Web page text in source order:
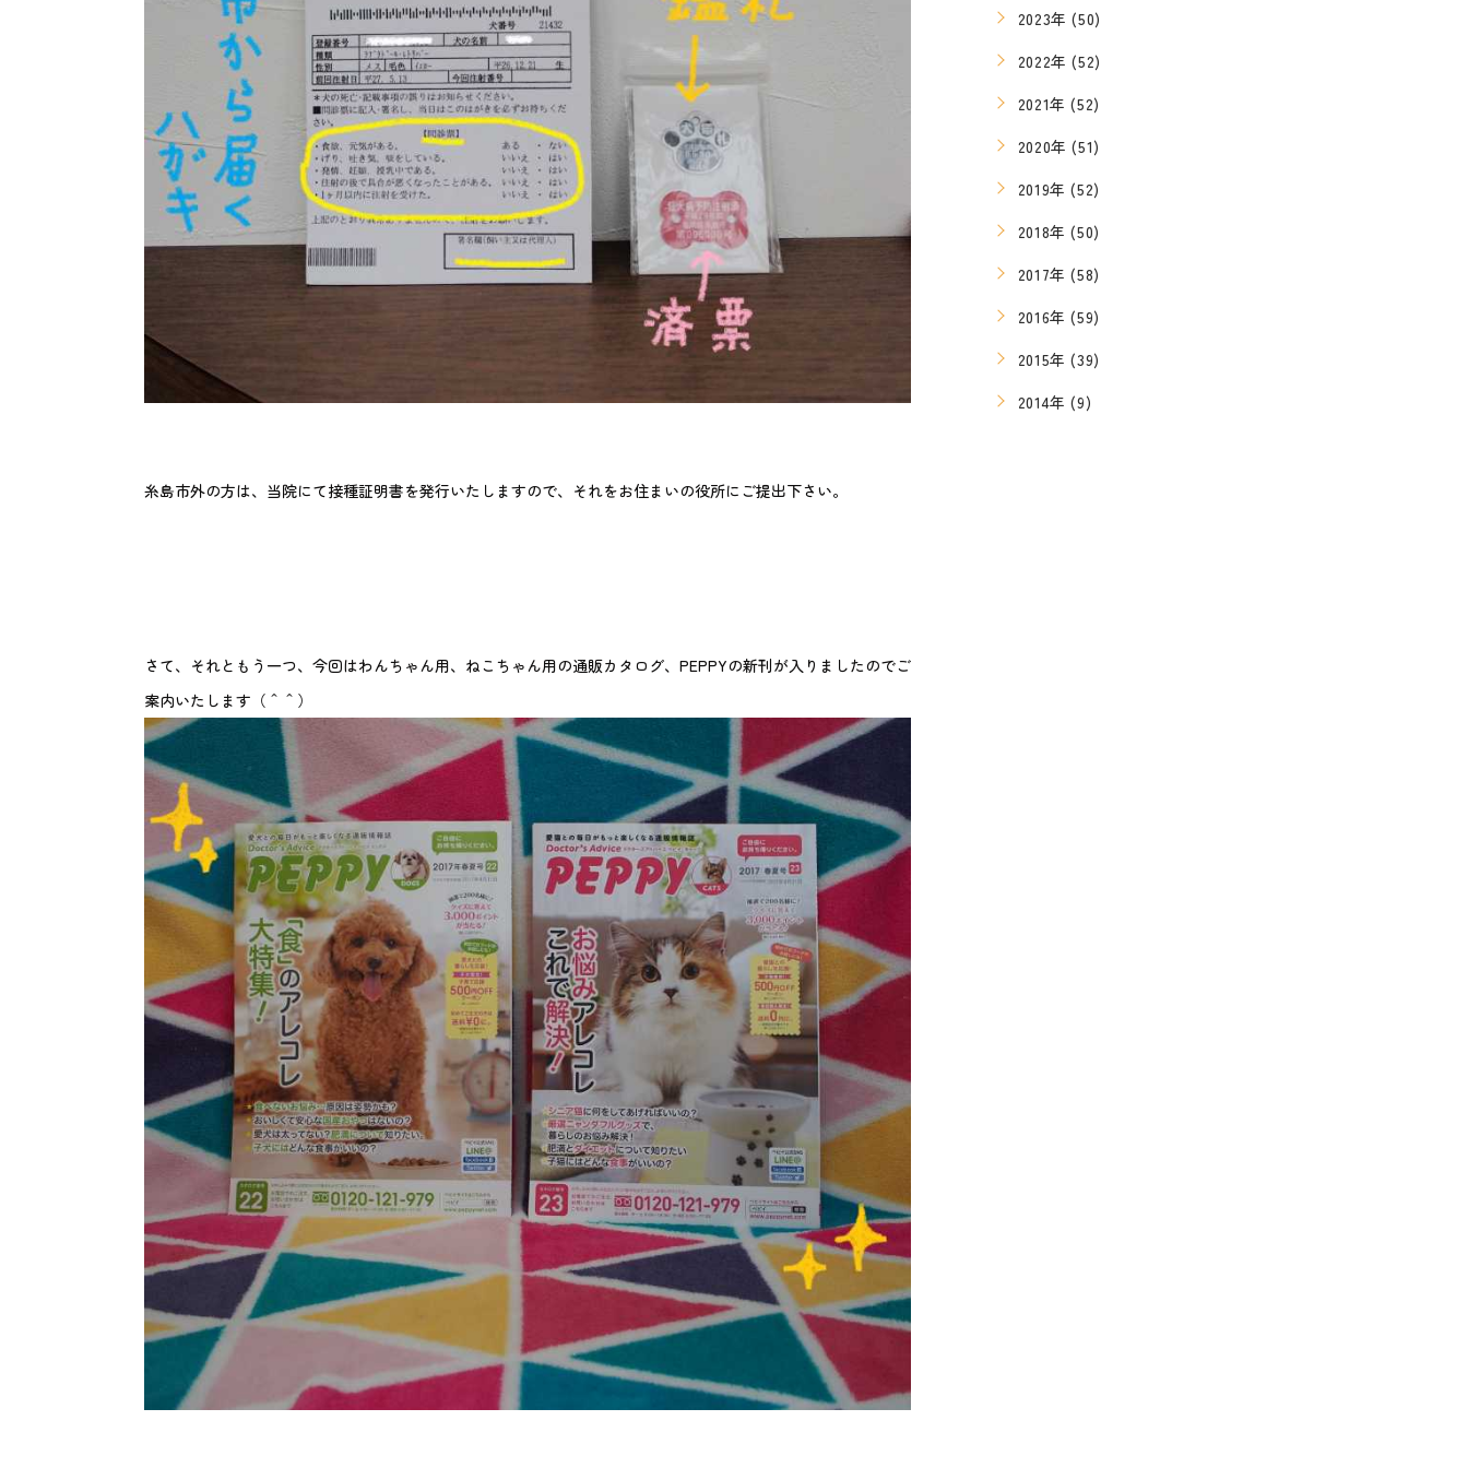
糸島市外の方は、当院にて接種証明書を発行いたしますので、それをお住まいの役所にご提出下さい。
さて、それともう一つ、今回はわんちゃん用、ねこちゃん用の通販カタログ、PEPPYの新刊が入りましたのでご
案内いたします（＾＾）
2023年 (50)
2022年 (52)
2021年 (52)
2020年 (51)
2019年 (52)
2018年 (50)
2017年 (58)
2016年 (59)
2015年 (39)
2014年 (9)